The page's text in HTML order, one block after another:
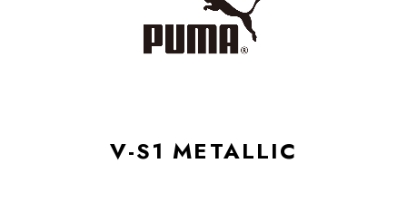
V-S1 METALLIC